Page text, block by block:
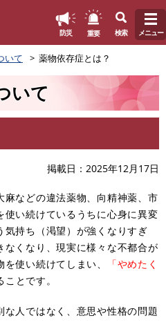
防災 重要 検索 メニュー
いて 薬物依存症とは？
いて
掲載日 2025年12月17日
などの違法薬物、向精神薬、市
い続けているうちに心身に異変
持ち（渇望）が強くなりすぎ
くなり、現実に様々な不都合が
使い続けてしまい、
「やめたく
ことです。
人ではなく、意思や性格の問題